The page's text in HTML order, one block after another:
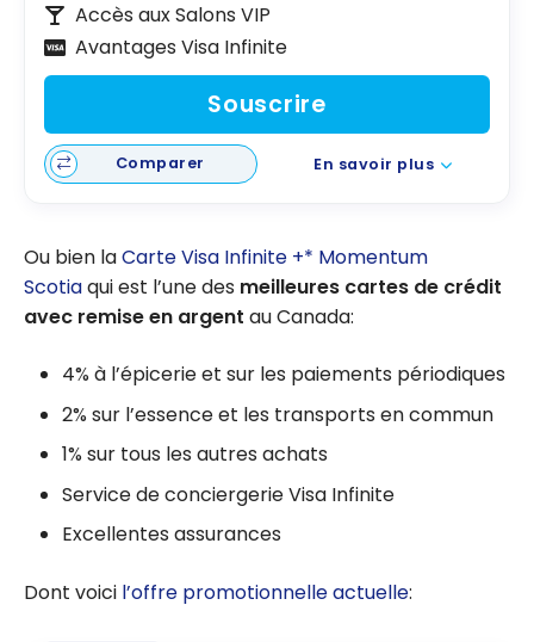
Accès aux Salons VIP
Avantages Visa Infinite
Souscrire
Comparer En savoir plus
Ou bien laCarte Visa Infinite +* Momentum
Scotiaqui est l’une des meilleures cartes de crédit
avec remise en argent au Canada:
4% à l’épicerie et sur les paiements périodiques
2% sur l’essence et les transports en commun
1% sur tous les autres achats
Service de conciergerie Visa Infinite
Excellentes assurances
Dont voici l’offre promotionnelle actuelle: